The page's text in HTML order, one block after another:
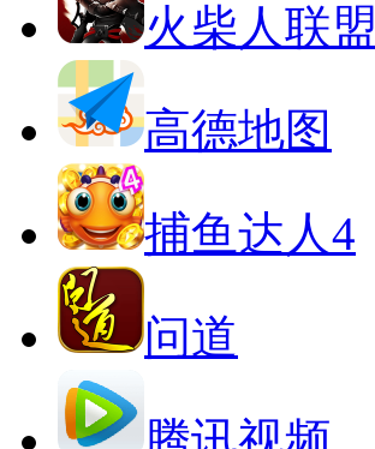
火柴人联盟
高德地图
捕鱼达人4
问道